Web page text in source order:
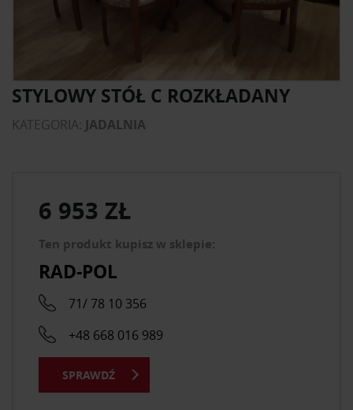
STYLOWY STÓŁ C ROZKŁADANY
KATEGORIA: JADALNIA
6 953 ZŁ
Ten produkt kupisz w sklepie:
RAD-POL
71/ 78 10 356
+48 668 016 989
SPRAWDŹ